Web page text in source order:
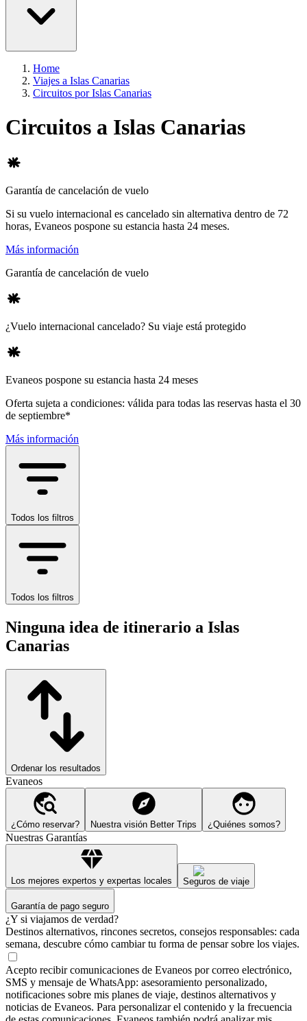
Home
Viajes a Islas Canarias
Circuitos por Islas Canarias
Circuitos a Islas Canarias
Garantía de cancelación de vuelo
Si su vuelo internacional es cancelado sin alternativa dentro de 72
horas, Evaneos pospone su estancia hasta 24 meses.
Más información
Garantía de cancelación de vuelo
¿Vuelo internacional cancelado? Su viaje está protegido
Evaneos pospone su estancia hasta 24 meses
Oferta sujeta a condiciones: válida para todas las reservas hasta el 30
de septiembre*
Más información
Todos los filtros
Todos los filtros
Ninguna idea de itinerario a Islas
Canarias
Ordenar los resultados
Evaneos
¿Cómo reservar? Nuestra visión Better Trips ¿Quiénes somos?
Nuestras Garantías
Los mejores expertos y expertas locales Seguros de viaje
Garantía de pago seguro
¿Y si viajamos de verdad?
Destinos alternativos, rincones secretos, consejos responsables: cada
semana, descubre cómo cambiar tu forma de pensar sobre los viajes.
Acepto recibir comunicaciones de Evaneos por correo electrónico,
SMS y mensaje de WhatsApp: asesoramiento personalizado,
notificaciones sobre mis planes de viaje, destinos alternativos y
noticias de Evaneos. Para personalizar el contenido y la frecuencia